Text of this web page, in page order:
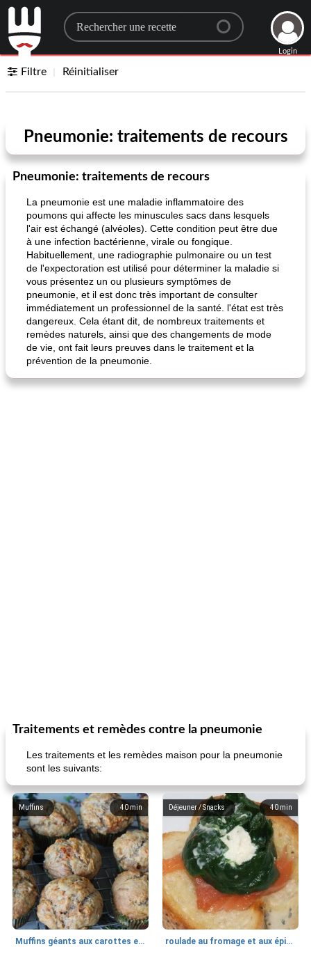
Search for a recipe
Login
Filtre Réinitialiser
Pneumonie: traitements de recours
Pneumonie: traitements de recours
La pneumonie est une maladie inflammatoire des
poumons qui affecte les minuscules sacs dans lesquels
l'air est échangé (alvéoles). Cette condition peut être due
à une infection bactérienne, virale ou fongique.
Habituellement, une radiographie pulmonaire ou un test
de l'expectoration est utilisé pour déterminer la maladie si
vous présentez un ou plusieurs symptômes de
pneumonie, et il est donc très important de consulter
immédiatement un professionnel de la santé. l'état est très
dangereux. Cela étant dit, de nombreux traitements et
remèdes naturels, ainsi que des changements de mode
de vie, ont fait leurs preuves dans le traitement et la
prévention de la pneumonie.
Traitements et remèdes contre la pneumonie
Les traitements et les remèdes maison pour la pneumonie
sont les suivants:
40 min
Muffins
Muffins géants aux carottes et à la banane de Nif
40 min
Déjeuner / Snacks
roulade au fromage et aux épinards